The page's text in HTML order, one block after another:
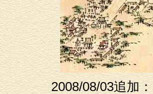
2008/08/03追加：